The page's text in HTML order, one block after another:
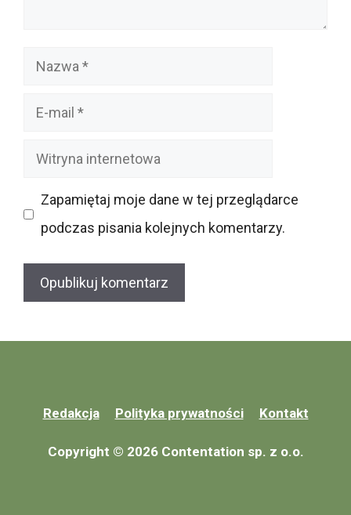
Nazwa
Witryna
Zapamiętaj moje dane w tej przeglądarce
podczas pisania kolejnych komentarzy.
Redakcja Polityka prywatności Kontakt
Copyright © 2026 Contentation sp. z o.o.